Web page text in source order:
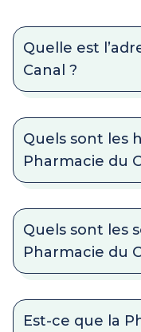
Quelle est
Canal ?
Quels sont les
Pharmacie du
Quels sont les
Pharmacie du
Est-ce que la